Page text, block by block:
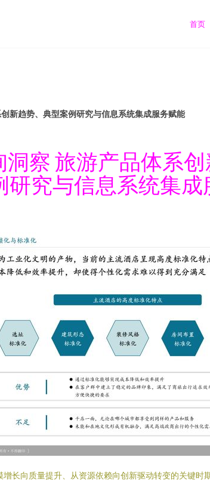
首页
新趋势、典型案例研究与信息系统集成服务赋能
察 旅游产品体系
研究与信息系统集成
长向质量提升、从资源依赖向创新驱动转变的关键